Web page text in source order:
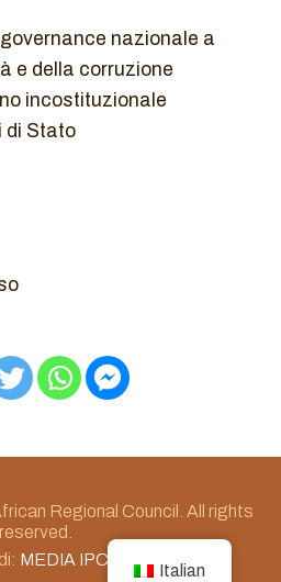
nazionale a
e della corruzione
incostituzionale
di Stato
Regional Council. All rights
reserved.
MEDIA IPC
Italian